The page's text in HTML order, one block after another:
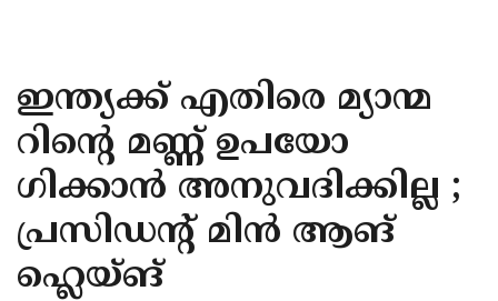
KANNUR
KASARAGOD
ഇന്ത്യക്ക് എതിരെ മ്യാന്മ
റിന്റെ മണ്ണ് ഉപയോ​
ഗിക്കാൻ അനുവദിക്കില്ല ;
പ്രസിഡന്റ് മിൻ ആങ്
ഹ്ലെയ്ങ്